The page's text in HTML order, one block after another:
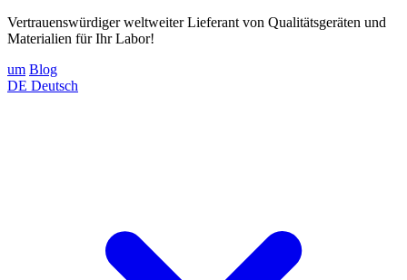
Vertrauenswürdiger weltweiter Lieferant von Qualitätsgeräten und
Materialien für Ihr Labor!
um Blog
DE Deutsch